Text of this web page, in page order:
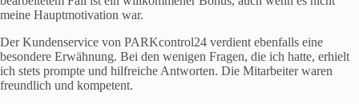
meine Hauptmotivation war.
Der Kundenservice von PARKcontrol24 verdient ebenfalls eine
besondere Erwähnung. Bei den wenigen Fragen, die ich hatte, erhielt
ich stets prompte und hilfreiche Antworten. Die Mitarbeiter waren
freundlich und kompetent.